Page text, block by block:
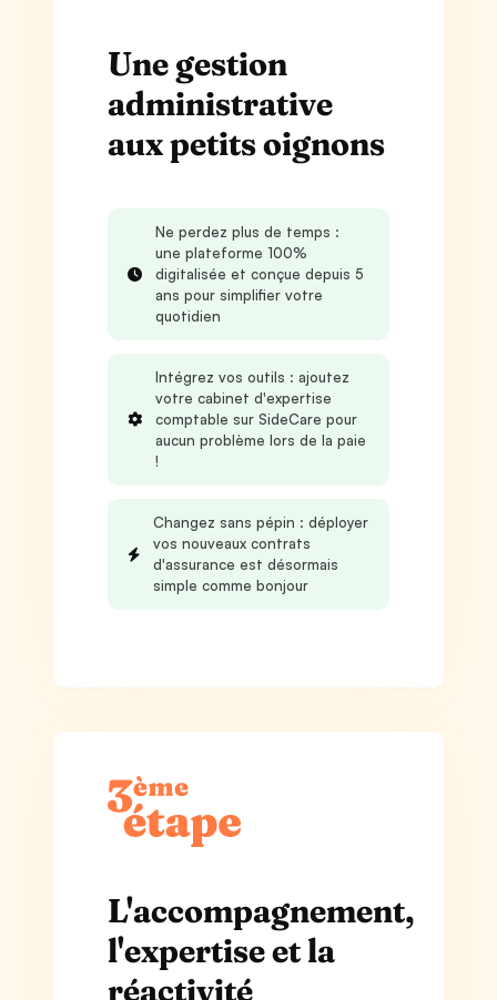
Une gestion
administrative
aux petits oignons
Ne perdez plus de temps :
une plateforme 100%
digitalisée et conçue depuis 5
ans pour simplifier votre
quotidien
Intégrez vos outils : ajoutez
votre cabinet d'expertise
comptable sur SideCare pour
aucun problème lors de la paie
!
Changez sans pépin : déployer
vos nouveaux contrats
d'assurance est désormais
simple comme bonjour
L'accompagnement,
l'expertise et la
réactivité